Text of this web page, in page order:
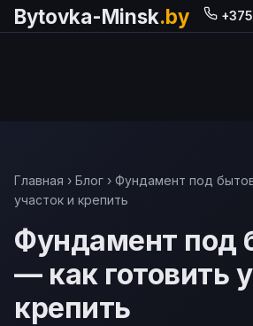
Bytovka-Minsk.by
Главная › Блог › Фундамент под
участок и крепить
Фундамент под
— как готовить
крепить